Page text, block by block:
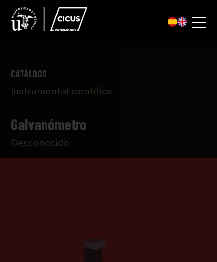
CATÁLOGO
Instrumental científico
Galvanómetro
Desconocido